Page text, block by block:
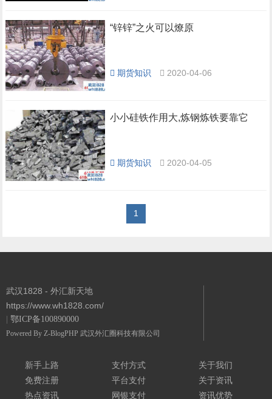
“锌锌”之火可以燎原
期货知识 2020-04-06
小小硅铁作用大,炼钢炼铁要靠它
期货知识 2020-04-05
1
武汉1828 - 外汇新天地
https://www.wh1828.com/
鄂ICP备100890000
Powered By Z-BlogPHP 武汉外汇圈科技有限公司
新手上路
免费注册
热点资讯
支付方式
平台支付
网银支付
关于我们
关于资讯
资讯优势